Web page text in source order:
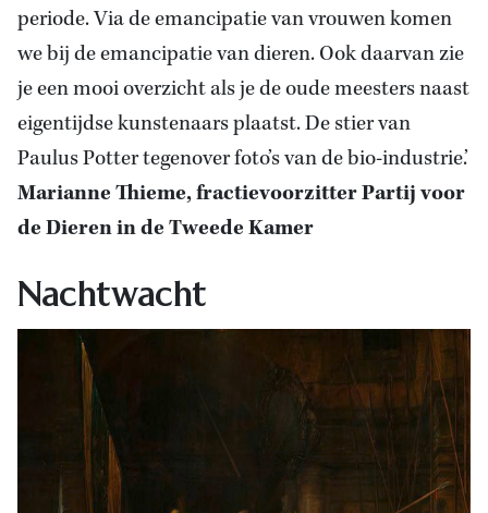
periode. Via de emancipatie van vrouwen komen
we bij de emancipatie van dieren. Ook daarvan zie
je een mooi overzicht als je de oude meesters naast
eigentijdse kunstenaars plaatst. De stier van
Paulus Potter tegenover foto’s van de bio-industrie.’
Marianne Thieme, fractievoorzitter Partij voor
de Dieren in de Tweede Kamer
Nachtwacht